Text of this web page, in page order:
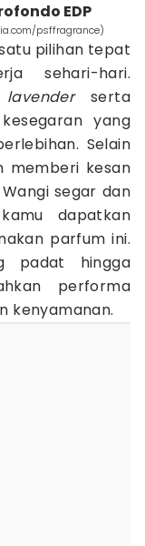
EDP
psffragrance)
pilihan tepat
sehari-hari.
lavender serta
yang
Selain
memberi kesan
segar dan
dapatkan
parfum ini.
padat hingga
performa
kenyamanan.